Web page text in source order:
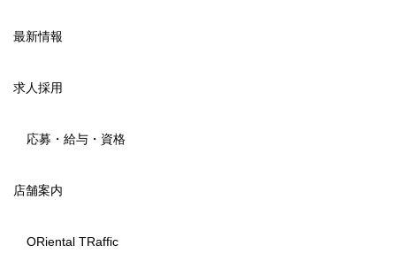
最新情報
求人採用
応募・給与・資格
店舗案内
ORiental TRaffic